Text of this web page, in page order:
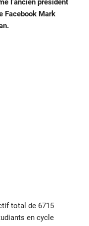
l’ancien président
Facebook Mark
total de 6715
en cycle